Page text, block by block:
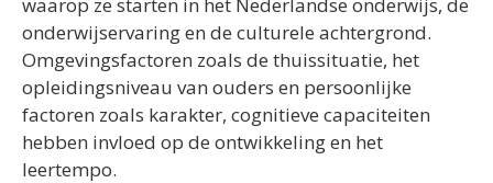
onderwijservaring en de culturele achtergrond.
Omgevingsfactoren zoals de thuissituatie, het
opleidingsniveau van ouders en persoonlijke
factoren zoals karakter, cognitieve capaciteiten
hebben invloed op de ontwikkeling en het
leertempo.